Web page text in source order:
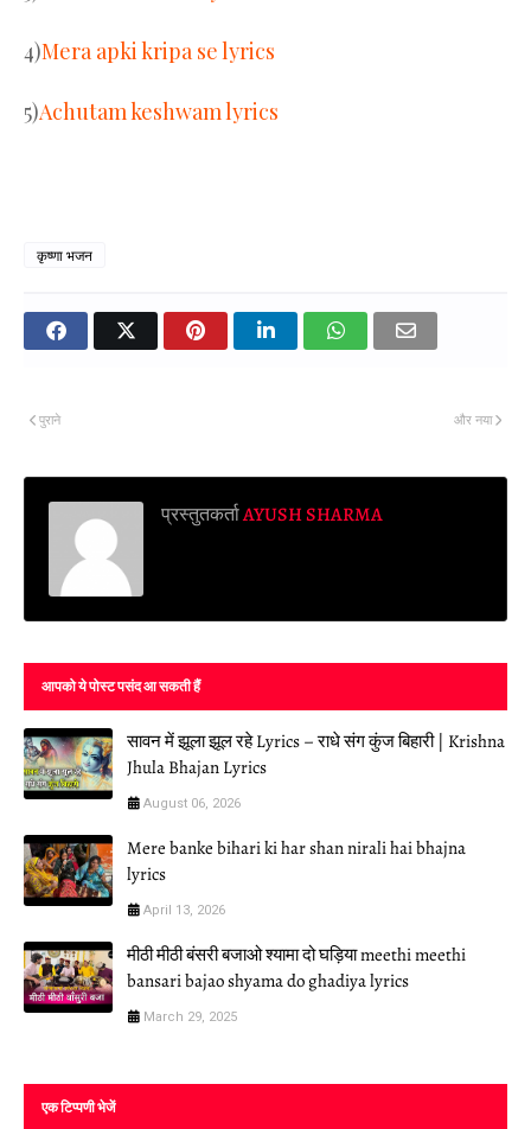
4)Mera apki kripa se lyrics
5)Achutam keshwam lyrics
कृष्णा भजन
और नया
पुराने
प्रस्तुतकर्ताAYUSH SHARMA
आपको ये पोस्ट पसंद आ सकती हैं
सावन में झूला झूल रहे Lyrics – राधे संग कुंज बिहारी | Krishna
Jhula Bhajan Lyrics
August 06, 2026
Mere banke bihari ki har shan nirali hai bhajna
lyrics
April 13, 2026
मीठी मीठी बंसरी बजाओ श्यामा दो घड़िया meethi meethi
bansari bajao shyama do ghadiya lyrics
March 29, 2025
एक टिप्पणी भेजें